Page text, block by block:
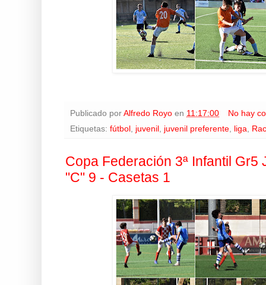
Publicado por Alfredo Royo en 11:17:00
No hay
Etiquetas: fútbol , juvenil , juvenil preferente, liga,
Copa Federación 3ª Infantil Gr5
"C" 9 - Casetas 1